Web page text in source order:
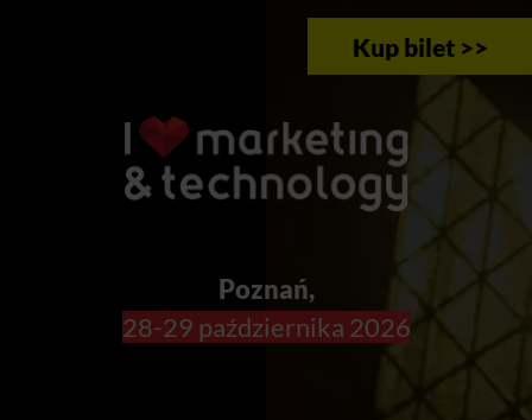
Kup bilet >>
Poznań,
28-29 października 2026